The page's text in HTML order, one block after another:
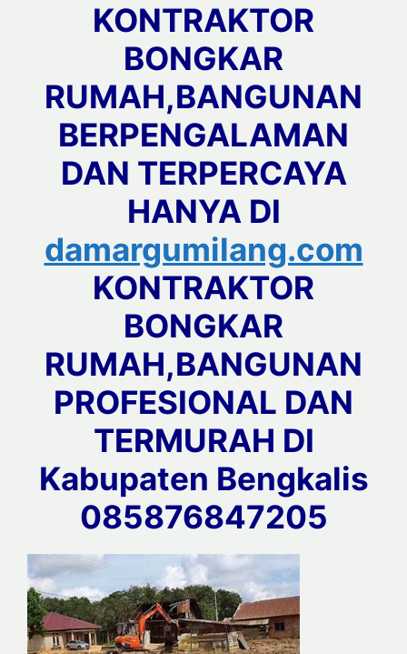
KONTRAKTOR
BONGKAR
RUMAH,BANGUNAN
BERPENGALAMAN
DAN TERPERCAYA
HANYA DI
damargumilang.com
KONTRAKTOR
BONGKAR
RUMAH,BANGUNAN
PROFESIONAL DAN
TERMURAH DI
Kabupaten Bengkalis
085876847205